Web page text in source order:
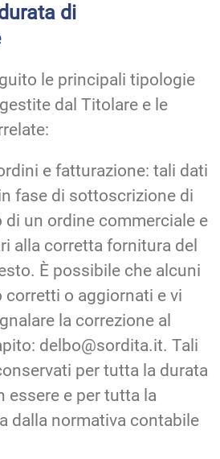
di
le principali tipologie
dal Titolare e le
e fatturazione: tali dati
fase di sottoscrizione di
un ordine commerciale e
alla corretta fornitura del
È possibile che alcuni
corretti o aggiornati e vi
la correzione al
delbo@sordita.it. Tali
per tutta la durata
essere e per tutta la
dalla normativa contabile